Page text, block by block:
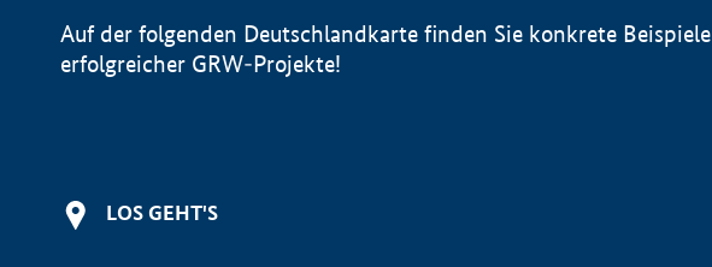
Auf der folgenden Deutschlandkarte finden Sie konkrete Beispiele
erfolgreicher GRW-Projekte!
LOS GEHT'S